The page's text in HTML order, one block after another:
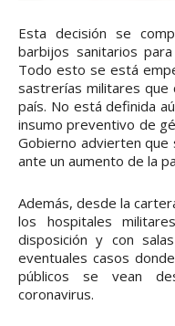
Esta decisión se
barbijos sanitarios
Todo esto se está
sastrerías militares que
país. No está definida
insumo preventivo de
Gobierno advierten
ante un aumento de la
Además, desde la
los hospitales
disposición y con
eventuales casos
públicos se vean
coronavirus.